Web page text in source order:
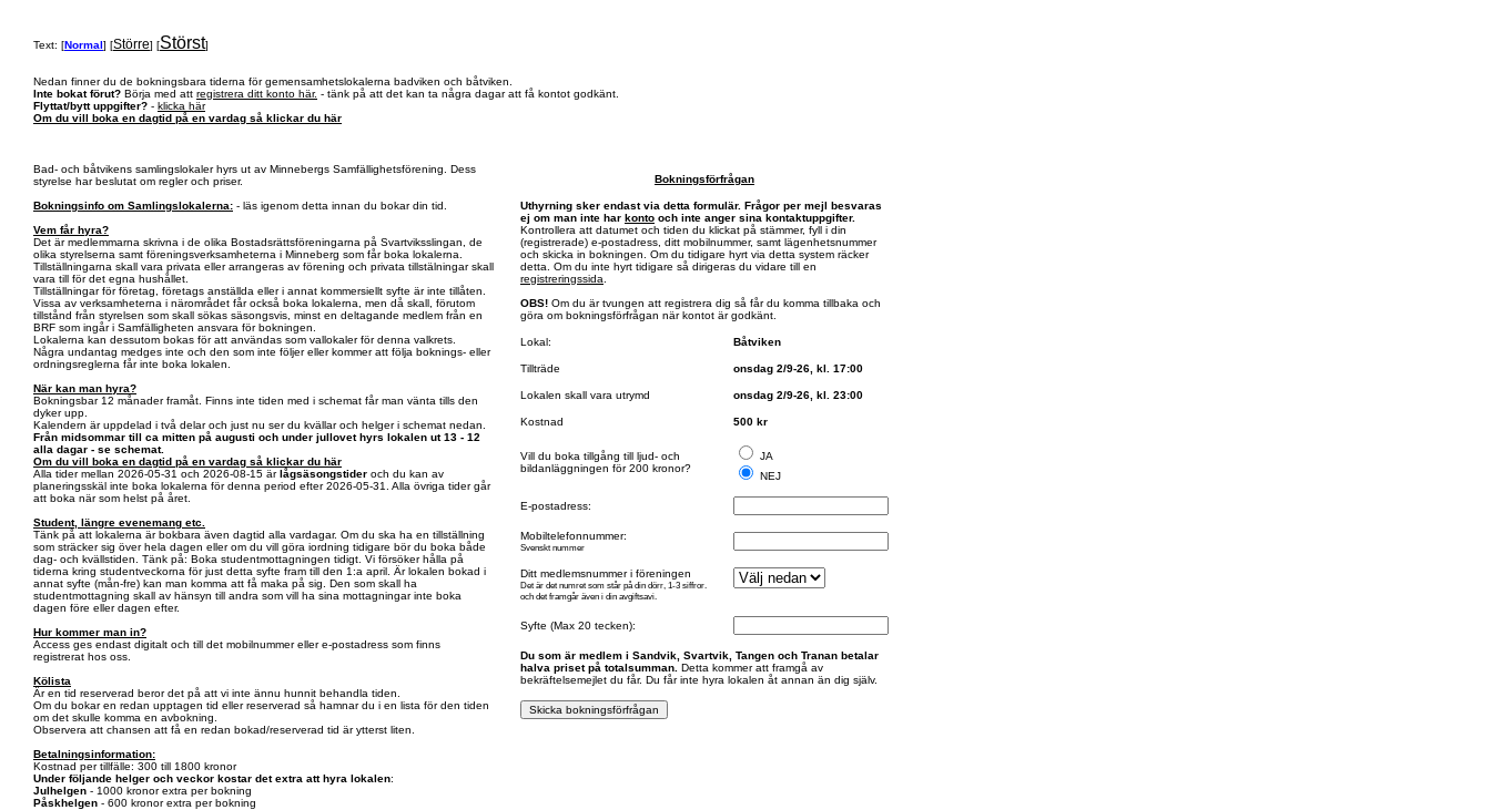
Text: [Normal] [Större] [Störst]
Nedan finner du de bokningsbara tiderna för gemensamhetslokalerna badviken och båtviken.
Inte bokat förut? Börja med att registrera ditt konto här. - tänk på att det kan ta några dagar att få kontot godkänt.
Flyttat/bytt uppgifter? - klicka här
Om du vill boka en dagtid på en vardag så klickar du här
Bad- och båtvikens samlingslokaler hyrs ut av Minnebergs Samfällighetsförening. Dess
styrelse har beslutat om regler och priser.
Bokningsinfo om Samlingslokalerna: - läs igenom detta innan du bokar din tid.
Vem får hyra?
Det är medlemmarna skrivna i de olika Bostadsrättsföreningarna på Svartviksslingan, de
olika styrelserna samt föreningsverksamheterna i Minneberg som får boka lokalerna.
Tillställningarna skall vara privata eller arrangeras av förening och privata tillstälningar skall
vara till för det egna hushållet.
Tillställningar för företag, företags anställda eller i annat kommersiellt syfte är inte tillåten.
Vissa av verksamheterna i närområdet får också boka lokalerna, men då skall, förutom
tillstånd från styrelsen som skall sökas säsongsvis, minst en deltagande medlem från en
BRF som ingår i Samfälligheten ansvara för bokningen.
Lokalerna kan dessutom bokas för att användas som vallokaler för denna valkrets.
Några undantag medges inte och den som inte följer eller kommer att följa boknings- eller
ordningsreglerna får inte boka lokalen.
När kan man hyra?
Bokningsbar 12 månader framåt. Finns inte tiden med i schemat får man vänta tills den
dyker upp.
Kalendern är uppdelad i två delar och just nu ser du kvällar och helger i schemat nedan.
Från midsommar till ca mitten på augusti och under jullovet hyrs lokalen ut 13 - 12
alla dagar - se schemat.
Om du vill boka en dagtid på en vardag så klickar du här
Alla tider mellan 2026-05-31 och 2026-08-15 ärlågsäsongstider och du kan av
planeringsskäl inte boka lokalerna för denna period efter 2026-05-31. Alla övriga tider går
att boka när som helst på året.
Student, längre evenemang etc.
Tänk på att lokalerna är bokbara även dagtid alla vardagar. Om du ska ha en tillställning
som sträcker sig över hela dagen eller om du vill göra iordning tidigare bör du boka både
dag- och kvällstiden. Tänk på: Boka studentmottagningen tidigt. Vi försöker hålla på
tiderna kring studentveckorna för just detta syfte fram till den 1:a april. Är lokalen bokad i
annat syfte (mån-fre) kan man komma att få maka på sig. Den som skall ha
studentmottagning skall av hänsyn till andra som vill ha sina mottagningar inte boka
dagen före eller dagen efter.
Hur kommer man in?
Access ges endast digitalt och till det mobilnummer eller e-postadress som finns
registrerat hos oss.
Kölista
Är en tid reserverad beror det på att vi inte ännu hunnit behandla tiden.
Om du bokar en redan upptagen tid eller reserverad så hamnar du i en lista för den tiden
om det skulle komma en avbokning.
Observera att chansen att få en redan bokad/reserverad tid är ytterst liten.
Betalningsinformation:
Kostnad per tillfälle: 300 till 1800 kronor
Under följande helger och veckor kostar det extra att hyra lokalen:
Julhelgen - 1000 kronor extra per bokning
Påskhelgen - 600 kronor extra per bokning
Bokningsförfrågan
Uthyrning sker endast via detta formulär. Frågor per mejl besvaras
ej om man inte har konto och inte anger sina kontaktuppgifter.
Kontrollera att datumet och tiden du klickat på stämmer, fyll i din
(registrerade) e-postadress, ditt mobilnummer, samt lägenhetsnummer
och skicka in bokningen. Om du tidigare hyrt via detta system räcker
detta. Om du inte hyrt tidigare så dirigeras du vidare till en
registreringssida
OBS! Om du är tvungen att registrera dig så får du komma tillbaka och
göra om bokningsförfrågan när kontot är godkänt.
Lokal: Båtviken
Tillträde onsdag 2/9-26, kl. 17:00
Lokalen skall vara utrymd onsdag 2/9-26, kl. 23:00
Kostnad 500 kr
Vill du boka tillgång till ljud- och
bildanläggningen för 200 kronor?
JA
NEJ
E-postadress:
Mobiltelefonnummer:
Svenskt nummer
Ditt medlemsnummer i föreningen
Det är det numret som står på din dörr, 1-3 siffror.
och det framgår även i din avgiftsavi.
Syfte (Max 20 tecken):
Du som är medlem i Sandvik, Svartvik, Tangen och Tranan betalar
halva priset på totalsumman. Detta kommer att framgå av
bekräftelsemejlet du får. Du får inte hyra lokalen åt annan än dig själv.